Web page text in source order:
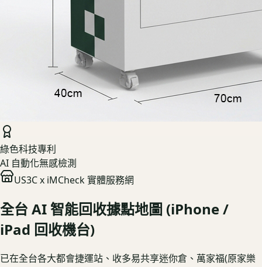
綠色科技專利
AI 自動化無感檢測
US3C x iMCheck 實體服務網
全台 AI 智能回收據點地圖 (iPhone /
iPad 回收機台)
已在全台各大都會捷運站、收多易共享迷你倉、萬家福(原家樂